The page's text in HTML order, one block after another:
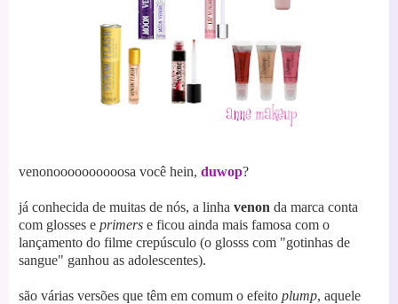
venonoooooooooosa você hein, duwop?
já conhecida de muitas de nós, a linha venon da marca conta
com glosses e primers e ficou ainda mais famosa com o
lançamento do filme crepúsculo (o glosss com "gotinhas de
sangue" ganhou as adolescentes).
são várias versões que têm em comum o efeito plump, aquele